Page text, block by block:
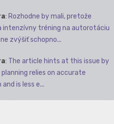
: Rozhodne by mali, pretože
intenzívny tréning na autorotáciu
zvýšiť schopno...
: The article hints at this issue by
relies on accurate
is less e...